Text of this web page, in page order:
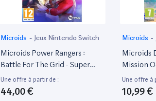
Microids - Jeux Nintendo Switch
Microids Power Rangers :
Battle For The Grid - Super
Edition Jeu Switch
Une offre à partir de :
44,00 €
Microids -
Microids
Mission
Switch
Une offre à
10,99 €